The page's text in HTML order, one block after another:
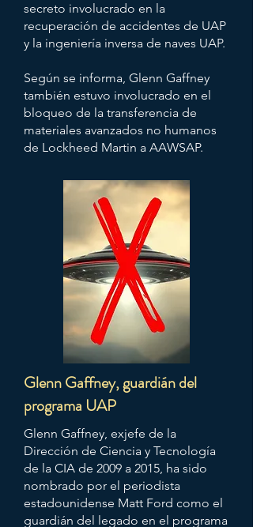
secreto involucrado en la
recuperación de accidentes de UAP
y la ingeniería inversa de naves UAP.
Según se informa, Glenn Gaffney
también estuvo involucrado en el
bloqueo de la transferencia de
materiales avanzados no humanos
de Lockheed Martin a AAWSAP.
Glenn Gaffney, guardián del
programa UAP
Glenn Gaffney, exjefe de la
Dirección de Ciencia y Tecnología
de la CIA de 2009 a 2015, ha sido
nombrado por el periodista
estadounidense Matt Ford como el
guardián del legado en el programa